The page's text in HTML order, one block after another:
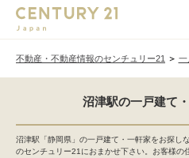
不動産・不動産情報のセンチュリー21 一
沼津駅の一戸建て
沼津駅「静岡県」の一戸建て・一軒家をお探し
のセンチュリー21におまかせ下さい。お客様の